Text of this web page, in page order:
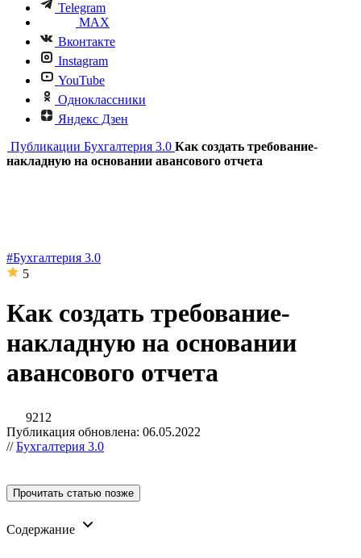
Telegram
MAX
Вконтакте
Instagram
YouTube
Одноклассники
Яндекс Дзен
Публикации Бухгалтерия 3.0 Как создать требование-
накладную на основании авансового отчета
#Бухгалтерия 3.0
5
Как создать требование-
накладную на основании
авансового отчета
9212
Публикация обновлена: 06.05.2022
//Бухгалтерия 3.0
Прочитать статью позже
Содержание